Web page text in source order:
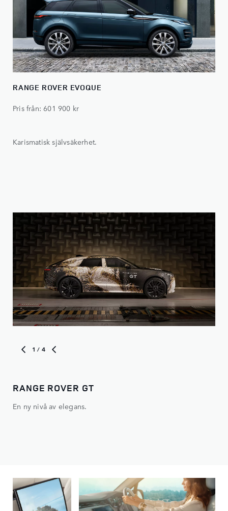
RANGE ROVER EVOQUE
Pris från: 601 900 kr
Karismatisk självsäkerhet.
1 / 4
RANGE ROVER GT
En ny nivå av elegans.